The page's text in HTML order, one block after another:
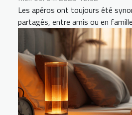
Les apéros ont toujours été
partagés, entre amis ou en